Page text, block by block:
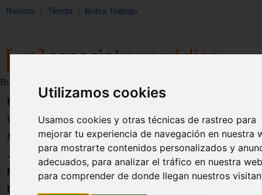
Utilizamos cookies
Usamos cookies y otras técnicas de rastreo para
mejorar tu experiencia de navegación en nuestra
para mostrarte contenidos personalizados y
adecuados, para analizar el tráfico en nuestra
para comprender de donde llegan nuestros
Revista Tienda Bolsa Trabajo
Buscar:
Revista
Libros
Material
Juguetes
Formación
Directorio